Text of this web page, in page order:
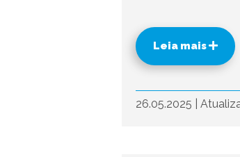
Leia mais
26.05.2025